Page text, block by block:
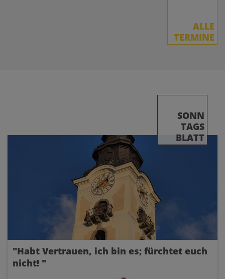
ALLE
TERMINE
SONN
TAGS
BLATT
"Habt Vertrauen, ich bin es; fürchtet euch
nicht! "